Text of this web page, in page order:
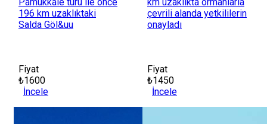
196 km uzaklıktaki
Salda Göl&uu
Fiyat
₺1600
İncele
çevrili alanda yetkililerin
onayladı
Fiyat
₺1450
İncele